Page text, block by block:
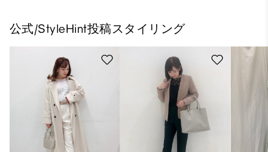
公式/StyleHint投稿スタイリング